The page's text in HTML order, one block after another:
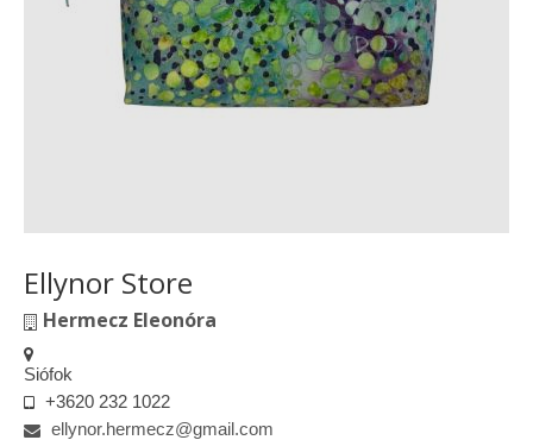
Ellynor Store
Hermecz Eleonóra
Siófok
+3620 232 1022
ellynor.hermecz@gmail.com